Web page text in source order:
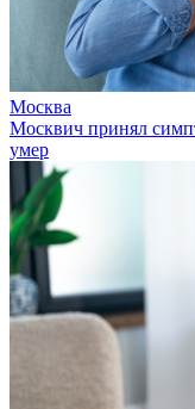
Москва
Москвич принял
умер